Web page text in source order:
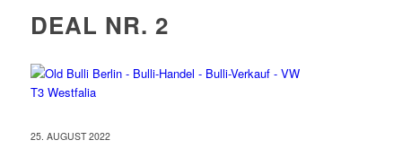
DEAL NR. 2
25. AUGUST 2022